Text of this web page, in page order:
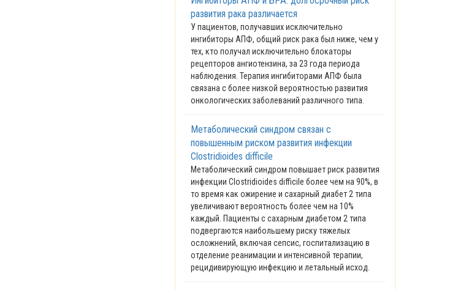
развития рака различается
У пациентов, получавших исключительно
ингибиторы АПФ, общий риск рака был ниже, чем у
тех, кто получал исключительно блокаторы
рецепторов ангиотензина, за 23 года периода
наблюдения. Терапия ингибиторами АПФ была
связана с более низкой вероятностью развития
онкологических заболеваний различного типа.
Метаболический синдром связан с
повышенным риском развития инфекции
Clostridioides difficile
Метаболический синдром повышает риск развития
инфекции Clostridioides difficile более чем на 90%, в
то время как ожирение и сахарный диабет 2 типа
увеличивают вероятность более чем на 10%
каждый. Пациенты с сахарным диабетом 2 типа
подвергаются наибольшему риску тяжелых
осложнений, включая сепсис, госпитализацию в
отделение реанимации и интенсивной терапии,
рецидивирующую инфекцию и летальный исход.